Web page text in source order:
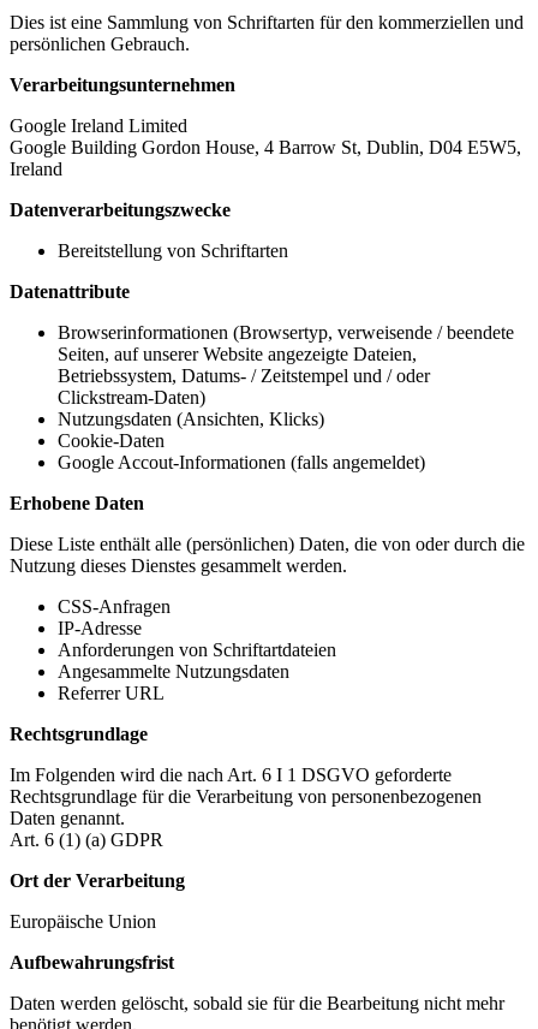
Dies ist eine Sammlung von Schriftarten für den kommerziellen und
persönlichen Gebrauch.
Verarbeitungsunternehmen
Google Ireland Limited
Google Building Gordon House, 4 Barrow St, Dublin, D04 E5W5,
Ireland
Datenverarbeitungszwecke
Bereitstellung von Schriftarten
Datenattribute
Browserinformationen (Browsertyp, verweisende / beendete
Seiten, auf unserer Website angezeigte Dateien,
Betriebssystem, Datums- / Zeitstempel und / oder
Clickstream-Daten)
Nutzungsdaten (Ansichten, Klicks)
Cookie-Daten
Google Accout-Informationen (falls angemeldet)
Erhobene Daten
Diese Liste enthält alle (persönlichen) Daten, die von oder durch die
Nutzung dieses Dienstes gesammelt werden.
CSS-Anfragen
IP-Adresse
Anforderungen von Schriftartdateien
Angesammelte Nutzungsdaten
Referrer URL
Rechtsgrundlage
Im Folgenden wird die nach Art. 6 I 1 DSGVO geforderte
Rechtsgrundlage für die Verarbeitung von personenbezogenen
Daten genannt.
Art. 6 (1) (a) GDPR
Ort der Verarbeitung
Europäische Union
Aufbewahrungsfrist
Daten werden gelöscht, sobald sie für die Bearbeitung nicht mehr
benötigt werden.